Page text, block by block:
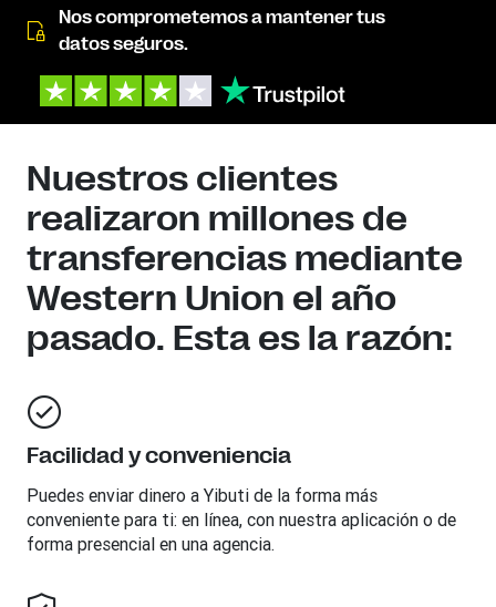
Nos comprometemos a mantener tus
datos seguros.
Nuestros clientes
realizaron millones de
transferencias mediante
Western Union el año
pasado. Esta es la razón:
Facilidad y conveniencia
Puedes enviar dinero a Yibuti de la forma más
conveniente para ti: en línea, con nuestra aplicación o de
forma presencial en una agencia.